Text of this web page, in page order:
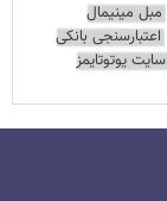
مبل مینیمال
اعتبارسنجی بانکی
سایت یوتوتایمز